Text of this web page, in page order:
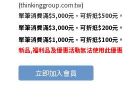
(thinkinggroup.com.tw)
單筆消費滿$5,000元，可折抵$500元。
單筆消費滿$3,000元，可折抵$200元。
單筆消費滿$1,000元，可折抵$100元。
新品,福利品及優惠活動無法使用此優惠
立即加入會員